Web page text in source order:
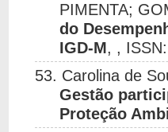
PIMENTA;
do
IGD-M, ,
53. Carolina de
Gestão
Proteção